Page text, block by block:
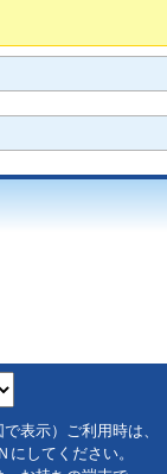
表示）ご利用時は、
してください。